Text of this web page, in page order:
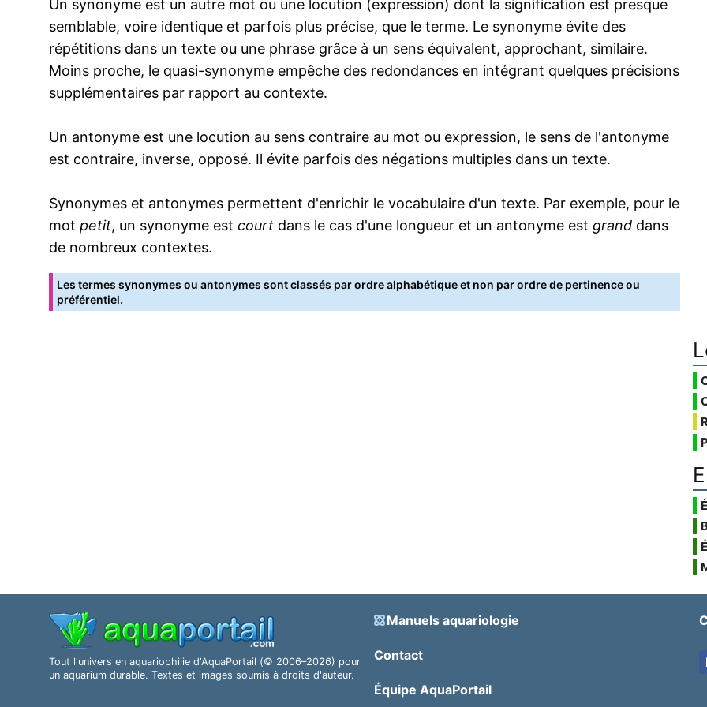
Un synonyme est un autre mot ou une locution (expression) dont la signification est presque
semblable, voire identique et parfois plus précise, que le terme. Le synonyme évite des
répétitions dans un texte ou une phrase grâce à un sens équivalent, approchant, similaire.
Moins proche, le quasi-synonyme empêche des redondances en intégrant quelques précisions
supplémentaires par rapport au contexte.
Un antonyme est une locution au sens contraire au mot ou expression, le sens de l'antonyme
est contraire, inverse, opposé. Il évite parfois des négations multiples dans un texte.
Synonymes et antonymes permettent d'enrichir le vocabulaire d'un texte. Par exemple, pour le
mot petit, un synonyme est court dans le cas d'une longueur et un antonyme est grand dans
de nombreux contextes.
Les termes synonymes ou antonymes sont classés par ordre alphabétique et non par ordre de pertinence ou
préférentiel.
Tout l'univers en aquariophilie d'AquaPortail (© 2006–2026) pour
un aquarium durable. Textes et images soumis à droits d'auteur.
Manuels aquariologie
Contact
Équipe AquaPortail